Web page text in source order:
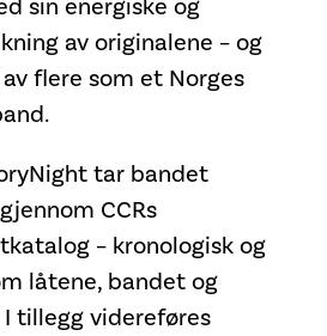
sin energiske og
av originalene – og
flere som et Norges
tar bandet
CCRs
– kronologisk og
låtene, bandet og
tillegg videreføres